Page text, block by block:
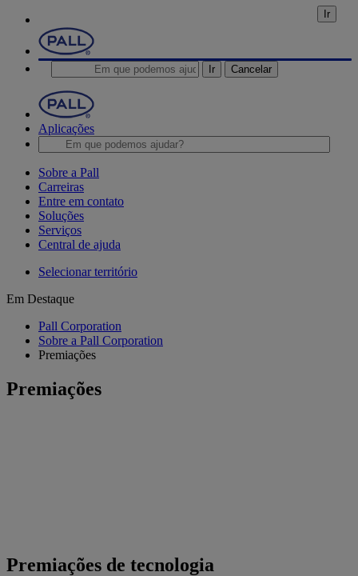
Ir Cancelar
Aplicações
Ir
Sobre a Pall
Carreiras
Entre em contato
Soluções
Serviços
Central de ajuda
Selecionar território
Em Destaque
Pall Corporation
Sobre a Pall Corporation
Premiações
Premiações
Premiações de tecnologia